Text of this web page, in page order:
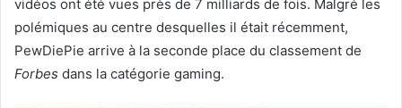
vidéos ont été vues près de 7 milliards de fois. Malgré les
polémiques au centre desquelles il était récemment,
PewDiePie arrive à la seconde place du classement de
Forbes dans la catégorie gaming.